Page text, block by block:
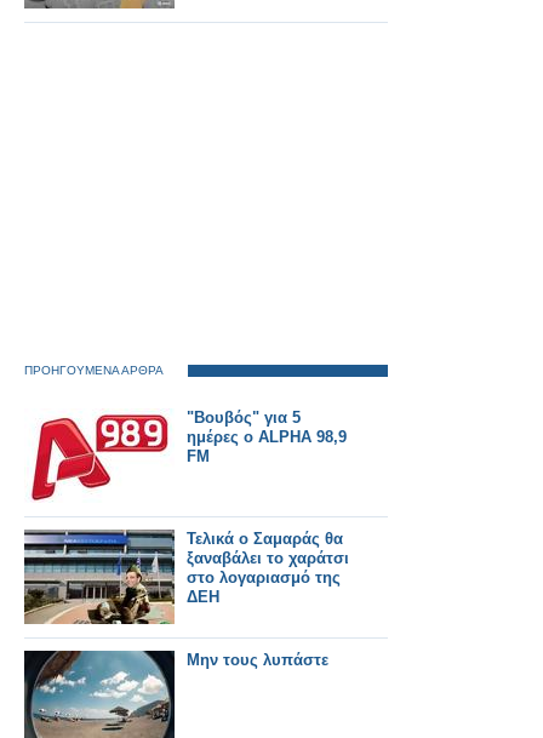
ΠΡΟΗΓΟΥΜΕΝΑ ΑΡΘΡΑ
"Βουβός" για 5
ημέρες ο ALPHA 98,9
FM
Τελικά ο Σαμαράς θα
ξαναβάλει το χαράτσι
στο λογαριασμό της
ΔΕΗ
Μην τους λυπάστε